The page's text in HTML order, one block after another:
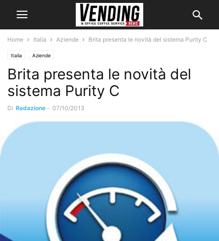
Home Italia Aziende Brita presenta le novità del sistema Purity C
Italia Aziende
Brita presenta le novità del
sistema Purity C
Di Redazione - 07/10/2013